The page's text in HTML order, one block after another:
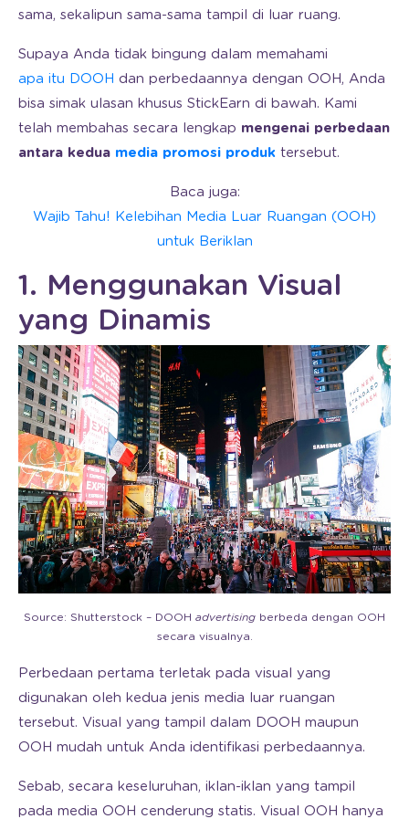
sama, sekalipun sama-sama tampil di luar ruang.
Supaya Anda tidak bingung dalam memahami
apa itu DOOH dan perbedaannya dengan OOH, Anda
bisa simak ulasan khusus StickEarn di bawah. Kami
telah membahas secara lengkap mengenai perbedaan
antara kedua media promosi produk tersebut.
Baca juga:
Wajib Tahu! Kelebihan Media Luar Ruangan (OOH)
untuk Beriklan
1. Menggunakan Visual
yang Dinamis
Source: Shutterstock – DOOH advertising berbeda dengan OOH
secara visualnya.
Perbedaan pertama terletak pada visual yang
digunakan oleh kedua jenis media luar ruangan
tersebut. Visual yang tampil dalam DOOH maupun
OOH mudah untuk Anda identifikasi perbedaannya.
Sebab, secara keseluruhan, iklan-iklan yang tampil
pada media OOH cenderung statis. Visual OOH hanya